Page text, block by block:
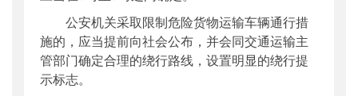
公安机关采取限制危险货物运输车辆通行措
施的，应当提前向社会公布，并会同交通运输主
管部门确定合理的绕行路线，设置明显的绕行提
示标志。